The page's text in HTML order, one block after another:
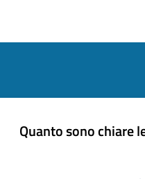
Quanto sono chiare